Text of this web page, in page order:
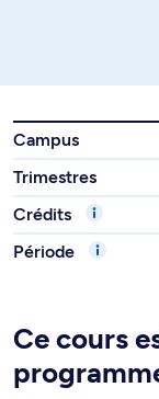
Campus
Trimestres
Crédits
Période
Ce cours